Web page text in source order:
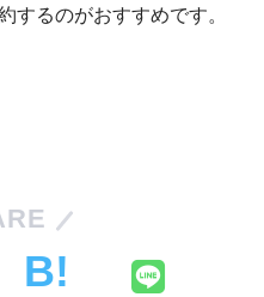
するのがおすすめです。